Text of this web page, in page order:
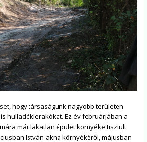
hogy társaságunk nagyobb területen
hulladéklerakókat. Ez év februárjában a
már lakatlan épület környéke tisztult
István-akna környékéről, májusban